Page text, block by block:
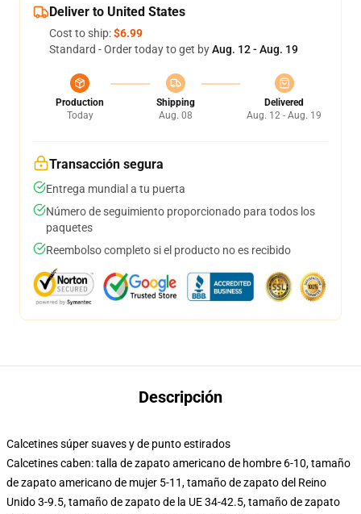
Deliver to United States
Cost to ship:$6.99
Standard - Order today to get byAug. 12 - Aug. 19
Production
Today
Shipping
Aug. 08
Delivered
Aug. 12 - Aug. 19
Transacción segura
Entrega mundial a tu puerta
Número de seguimiento proporcionado para todos los
paquetes
Reembolso completo si el producto no es recibido
Descripción
Calcetines súper suaves y de punto estirados
Calcetines caben: talla de zapato americano de hombre 6-10, tamaño
de zapato americano de mujer 5-11, tamaño de zapato del Reino
Unido 3-9.5, tamaño de zapato de la UE 34-42.5, tamaño de zapato